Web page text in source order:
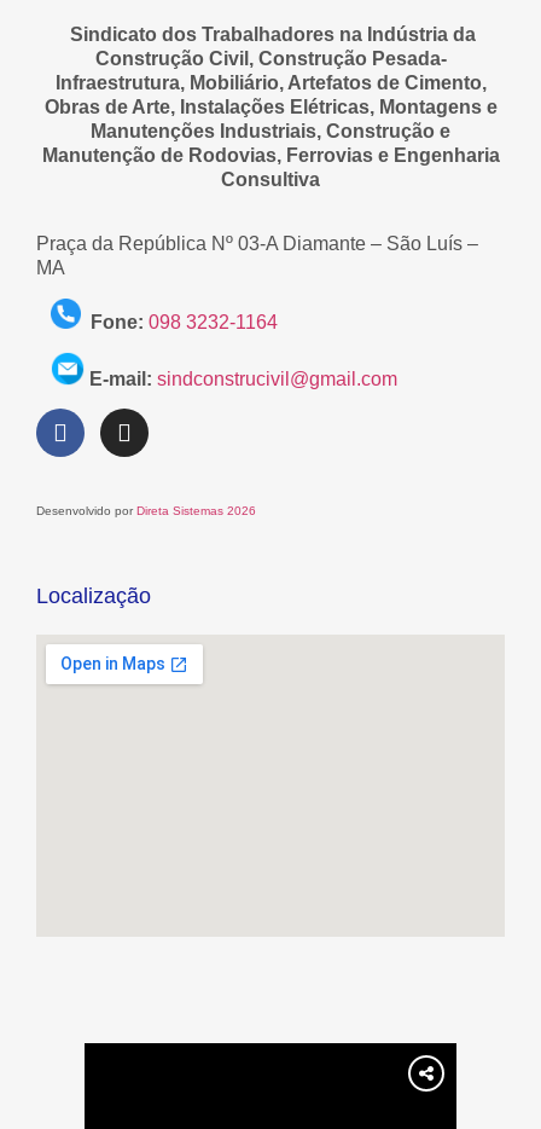
Sindicato dos Trabalhadores na Indústria da
Construção Civil, Construção Pesada-
Infraestrutura, Mobiliário, Artefatos de Cimento,
Obras de Arte, Instalações Elétricas, Montagens e
Manutenções Industriais, Construção e
Manutenção de Rodovias, Ferrovias e Engenharia
Consultiva
Praça da República Nº 03-A Diamante – São Luís –
MA
Fone: 098 3232-1164
E-mail: sindconstrucivil@gmail.com
Desenvolvido por Direta Sistemas 2026
Localização